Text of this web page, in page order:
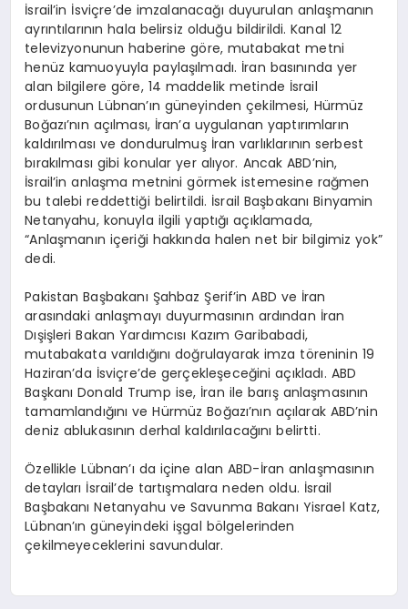
İsrail’in İsviçre’de imzalanacağı duyurulan anlaşmanın
ayrıntılarının hala belirsiz olduğu bildirildi. Kanal 12
televizyonunun haberine göre, mutabakat metni
henüz kamuoyuyla paylaşılmadı. İran basınında yer
alan bilgilere göre, 14 maddelik metinde İsrail
ordusunun Lübnan’ın güneyinden çekilmesi, Hürmüz
Boğazı’nın açılması, İran’a uygulanan yaptırımların
kaldırılması ve dondurulmuş İran varlıklarının serbest
bırakılması gibi konular yer alıyor. Ancak ABD’nin,
İsrail’in anlaşma metnini görmek istemesine rağmen
bu talebi reddettiği belirtildi. İsrail Başbakanı Binyamin
Netanyahu, konuyla ilgili yaptığı açıklamada,
“Anlaşmanın içeriği hakkında halen net bir bilgimiz yok”
dedi.
Pakistan Başbakanı Şahbaz Şerif’in ABD ve İran
arasındaki anlaşmayı duyurmasının ardından İran
Dışişleri Bakan Yardımcısı Kazım Garibabadi,
mutabakata varıldığını doğrulayarak imza töreninin 19
Haziran’da İsviçre’de gerçekleşeceğini açıkladı. ABD
Başkanı Donald Trump ise, İran ile barış anlaşmasının
tamamlandığını ve Hürmüz Boğazı’nın açılarak ABD’nin
deniz ablukasının derhal kaldırılacağını belirtti.
Özellikle Lübnan’ı da içine alan ABD-İran anlaşmasının
detayları İsrail’de tartışmalara neden oldu. İsrail
Başbakanı Netanyahu ve Savunma Bakanı Yisrael Katz,
Lübnan’ın güneyindeki işgal bölgelerinden
çekilmeyeceklerini savundular.